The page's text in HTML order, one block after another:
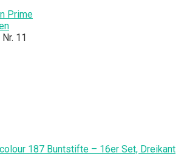
11
187 Buntstifte – 16er Set, Dreikant